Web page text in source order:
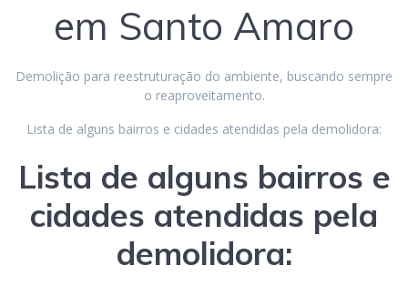
em Santo Amaro
Demolição para reestruturação do ambiente, buscando sempre
o reaproveitamento.
Lista de alguns bairros e cidades atendidas pela demolidora:
Lista de alguns bairros e
cidades atendidas pela
demolidora: